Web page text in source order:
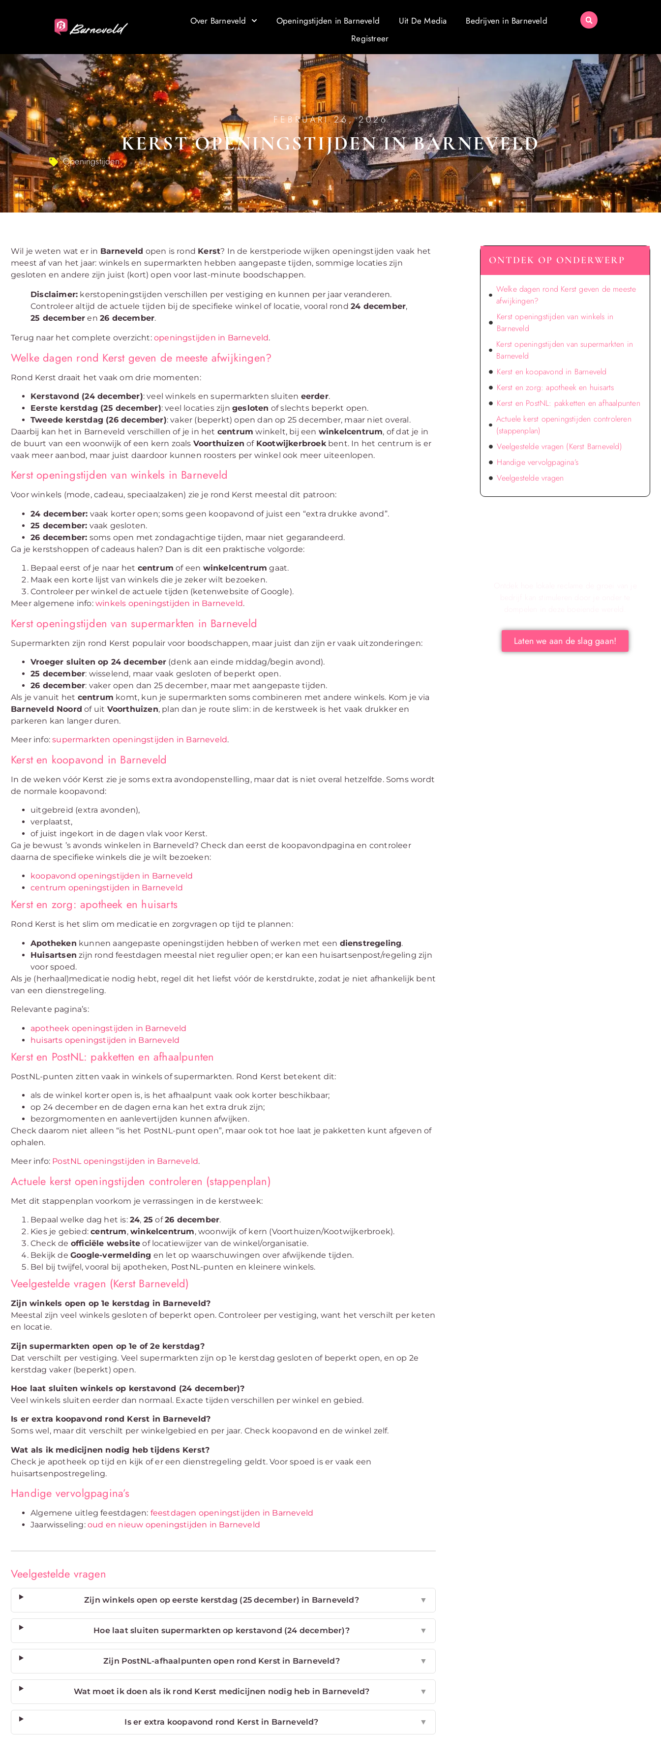
Over Barneveld Openingstijden in Barneveld Uit De Media
Bedrijven in Barneveld
Registreer
FEBRUARI 26, 2026
KERST OPENINGSTIJDEN IN BARNEVELD
Openingstijden
Wil je weten wat er in Barneveld open is rond Kerst? In de kerstperiode wijken openingstijden vaak het
meest af van het jaar: winkels en supermarkten hebben aangepaste tijden, sommige locaties zijn
gesloten en andere zijn juist (kort) open voor last-minute boodschappen.
Disclaimer: kerstopeningstijden verschillen per vestiging en kunnen per jaar veranderen.
Controleer altijd de actuele tijden bij de specifieke winkel of locatie, vooral rond24 december,
25 december en26 december.
Terug naar het complete overzicht: openingstijden in Barneveld.
Welke dagen rond Kerst geven de meeste afwijkingen?
Rond Kerst draait het vaak om drie momenten:
Kerstavond (24 december): veel winkels en supermarkten sluiten eerder.
Eerste kerstdag (25 december): veel locaties zijngesloten of slechts beperkt open.
Tweede kerstdag (26 december): vaker (beperkt) open dan op 25 december, maar niet overal.
Daarbij kan het in Barneveld verschillen of je in het centrum winkelt, bij een winkelcentrum, of dat je in
de buurt van een woonwijk of een kern zoals Voorthuizen of Kootwijkerbroekbent. In het centrum is er
vaak meer aanbod, maar juist daardoor kunnen roosters per winkel ook meer uiteenlopen.
Kerst openingstijden van winkels in Barneveld
Voor winkels (mode, cadeau, speciaalzaken) zie je rond Kerst meestal dit patroon:
24 december: vaak korter open; soms geen koopavond of juist een “extra drukke avond”.
25 december: vaak gesloten.
26 december: soms open met zondagachtige tijden, maar niet gegarandeerd.
Ga je kerstshoppen of cadeaus halen? Dan is dit een praktische volgorde:
Bepaal eerst of je naar het centrum of een winkelcentrum gaat.
Maak een korte lijst van winkels die je zeker wilt bezoeken.
Controleer per winkel de actuele tijden (ketenwebsite of Google).
Meer algemene info: winkels openingstijden in Barneveld.
Kerst openingstijden van supermarkten in Barneveld
Supermarkten zijn rond Kerst populair voor boodschappen, maar juist dan zijn er vaak uitzonderingen:
Vroeger sluiten op 24 december (denk aan einde middag/begin avond).
25 december: wisselend, maar vaak gesloten of beperkt open.
26 december: vaker open dan 25 december, maar met aangepaste tijden.
Als je vanuit het centrum komt, kun je supermarkten soms combineren met andere winkels. Kom je via
Barneveld Noord of uit Voorthuizen, plan dan je route slim: in de kerstweek is het vaak drukker en
parkeren kan langer duren.
Meer info:supermarkten openingstijden in Barneveld.
Kerst en koopavond in Barneveld
In de weken vóór Kerst zie je soms extra avondopenstelling, maar dat is niet overal hetzelfde. Soms wordt
de normale koopavond:
uitgebreid (extra avonden),
verplaatst,
of juist ingekort in de dagen vlak voor Kerst.
Ga je bewust ’s avonds winkelen in Barneveld? Check dan eerst de koopavondpagina en controleer
daarna de specifieke winkels die je wilt bezoeken:
koopavond openingstijden in Barneveld
centrum openingstijden in Barneveld
Kerst en zorg: apotheek en huisarts
Rond Kerst is het slim om medicatie en zorgvragen op tijd te plannen:
Apotheken kunnen aangepaste openingstijden hebben of werken met een dienstregeling.
Huisartsen zijn rond feestdagen meestal niet regulier open; er kan een huisartsenpost/regeling zijn
voor spoed.
Als je (herhaal)medicatie nodig hebt, regel dit het liefst vóór de kerstdrukte, zodat je niet afhankelijk bent
van een dienstregeling.
Relevante pagina’s:
apotheek openingstijden in Barneveld
huisarts openingstijden in Barneveld
Kerst en PostNL: pakketten en afhaalpunten
PostNL-punten zitten vaak in winkels of supermarkten. Rond Kerst betekent dit:
als de winkel korter open is, is het afhaalpunt vaak ook korter beschikbaar;
op 24 december en de dagen erna kan het extra druk zijn;
bezorgmomenten en aanlevertijden kunnen afwijken.
Check daarom niet alleen “is het PostNL-punt open”, maar ook tot hoe laat je pakketten kunt afgeven of
ophalen.
Meer info: PostNL openingstijden in Barneveld.
Actuele kerst openingstijden controleren (stappenplan)
Met dit stappenplan voorkom je verrassingen in de kerstweek:
Bepaal welke dag het is: 24, 25 of26 december.
Kies je gebied:centrum,winkelcentrum, woonwijk of kern (Voorthuizen/Kootwijkerbroek).
Check de officiële website of locatiewijzer van de winkel/organisatie.
Bekijk de Google-vermelding en let op waarschuwingen over afwijkende tijden.
Bel bij twijfel, vooral bij apotheken, PostNL-punten en kleinere winkels.
Veelgestelde vragen (Kerst Barneveld)
Zijn winkels open op 1e kerstdag in Barneveld?
Meestal zijn veel winkels gesloten of beperkt open. Controleer per vestiging, want het verschilt per keten
en locatie.
Zijn supermarkten open op 1e of 2e kerstdag?
Dat verschilt per vestiging. Veel supermarkten zijn op 1e kerstdag gesloten of beperkt open, en op 2e
kerstdag vaker (beperkt) open.
Hoe laat sluiten winkels op kerstavond (24 december)?
Veel winkels sluiten eerder dan normaal. Exacte tijden verschillen per winkel en gebied.
Is er extra koopavond rond Kerst in Barneveld?
Soms wel, maar dit verschilt per winkelgebied en per jaar. Check koopavond en de winkel zelf.
Wat als ik medicijnen nodig heb tijdens Kerst?
Check je apotheek op tijd en kijk of er een dienstregeling geldt. Voor spoed is er vaak een
huisartsenpostregeling.
Handige vervolgpagina’s
Algemene uitleg feestdagen: feestdagen openingstijden in Barneveld
Jaarwisseling: oud en nieuw openingstijden in Barneveld
Veelgestelde vragen
Zijn winkels open op eerste kerstdag (25 december) in Barneveld? ▼
Hoe laat sluiten supermarkten op kerstavond (24 december)? ▼
Zijn PostNL-afhaalpunten open rond Kerst in Barneveld? ▼
Wat moet ik doen als ik rond Kerst medicijnen nodig heb in Barneveld? ▼
Is er extra koopavond rond Kerst in Barneveld? ▼
ONTDEK OP ONDERWERP
Welke dagen rond Kerst geven de meeste
afwijkingen?
Kerst openingstijden van winkels in
Barneveld
Kerst openingstijden van supermarkten in
Barneveld
Kerst en koopavond in Barneveld
Kerst en zorg: apotheek en huisarts
Kerst en PostNL: pakketten en afhaalpunten
Actuele kerst openingstijden controleren
(stappenplan)
Veelgestelde vragen (Kerst Barneveld)
Handige vervolgpagina’s
Veelgestelde vragen
Laten we aan de slag gaan!